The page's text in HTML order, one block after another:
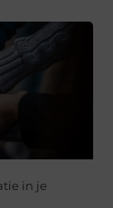
in je